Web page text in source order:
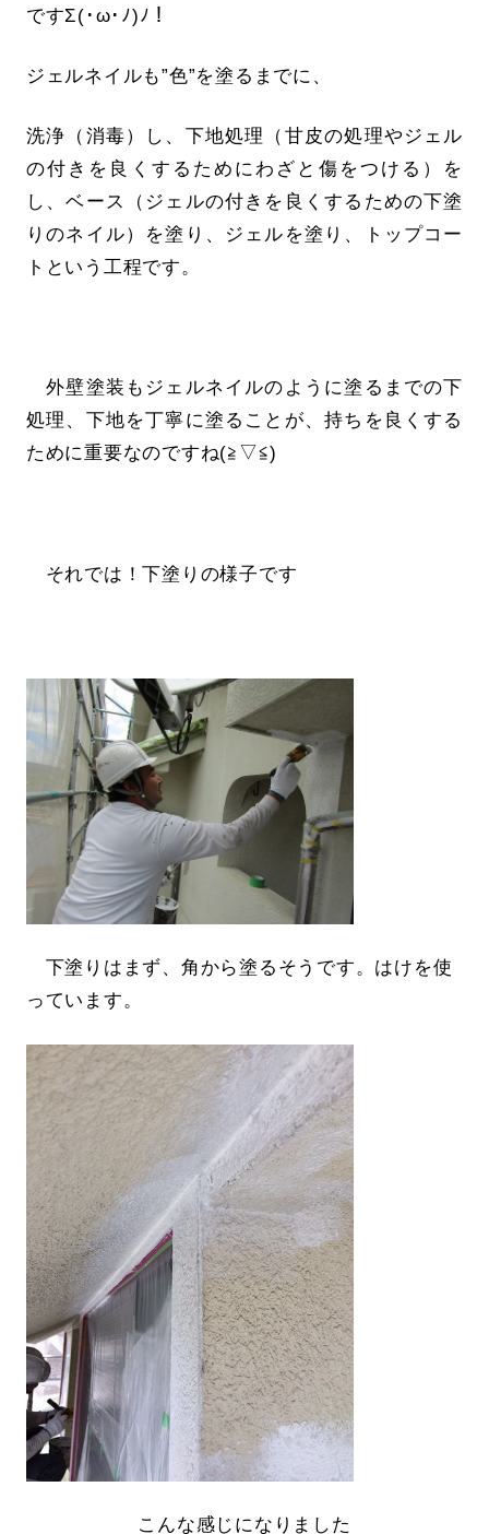
ですΣ(･ω･ﾉ)ﾉ！
ジェルネイルも”色”を塗るまでに、
洗浄（消毒）し、下地処理（甘皮の処理やジェル
の付きを良くするためにわざと傷をつける）を
し、ベース（ジェルの付きを良くするための下塗
りのネイル）を塗り、ジェルを塗り、トップコー
トという工程です。
外壁塗装もジェルネイルのように塗るまでの下
処理、下地を丁寧に塗ることが、持ちを良くする
ために重要なのですね(≧▽≦)
それでは！下塗りの様子です
下塗りはまず、角から塗るそうです。はけを使
っています。
こんな感じになりました